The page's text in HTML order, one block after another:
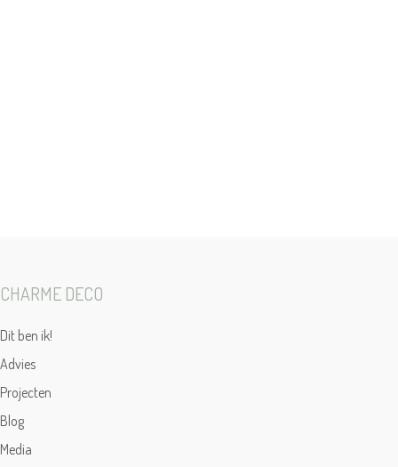
CHARME DECO
Dit ben ik!
Advies
Projecten
Blog
Media